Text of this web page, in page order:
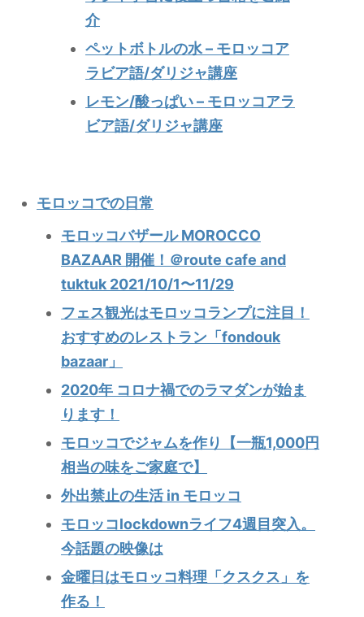
介
ペットボトルの水 – モロッコア
ラビア語/ダリジャ講座
レモン/酸っぱい – モロッコアラ
ビア語/ダリジャ講座
モロッコでの日常
モロッコバザール MOROCCO
BAZAAR 開催！＠route cafe and
tuktuk 2021/10/1〜11/29
フェス観光はモロッコランプに注目！
おすすめのレストラン「fondouk
bazaar」
2020年 コロナ禍でのラマダンが始ま
ります！
モロッコでジャムを作り【一瓶1,000円
相当の味をご家庭で】
外出禁止の生活 in モロッコ
モロッコlockdownライフ4週目突入。
今話題の映像は
金曜日はモロッコ料理「クスクス」を
作る！